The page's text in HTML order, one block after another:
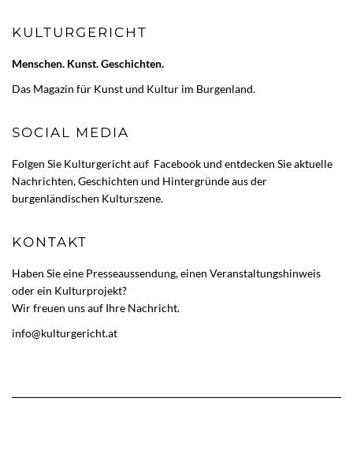
KULTURGERICHT
Menschen. Kunst. Geschichten.
Das Magazin für Kunst und Kultur im Burgenland.
SOCIAL MEDIA
Folgen Sie Kulturgericht auf Facebookund entdecken Sie aktuelle
Nachrichten, Geschichten und Hintergründe aus der
burgenländischen Kulturszene.
KONTAKT
Haben Sie eine Presseaussendung, einen Veranstaltungshinweis
oder ein Kulturprojekt?
Wir freuen uns auf Ihre Nachricht.
info@kulturgericht.at